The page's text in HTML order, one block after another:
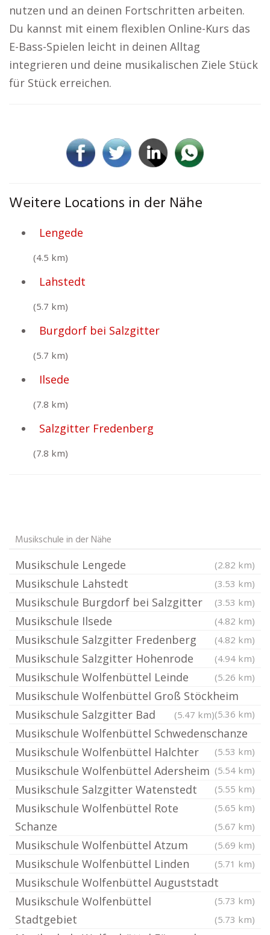
nutzen und an deinen Fortschritten arbeiten.
Du kannst mit einem flexiblen Online-Kurs das
E-Bass-Spielen leicht in deinen Alltag
integrieren und deine musikalischen Ziele Stück
für Stück erreichen.
Weitere Locations in der Nähe
Lengede
(4.5 km)
Lahstedt
(5.7 km)
Burgdorf bei Salzgitter
(5.7 km)
Ilsede
(7.8 km)
Salzgitter Fredenberg
(7.8 km)
Musikschule in der Nähe
Musikschule Lengede (2.82 km)
Musikschule Lahstedt (3.53 km)
Musikschule Burgdorf bei Salzgitter (3.53 km)
Musikschule Ilsede (4.82 km)
Musikschule Salzgitter Fredenberg (4.82 km)
Musikschule Salzgitter Hohenrode (4.94 km)
Musikschule Wolfenbüttel Leinde (5.26 km)
Musikschule Wolfenbüttel Groß Stöckheim
(5.36 km)
Musikschule Salzgitter Bad (5.47 km)
Musikschule Wolfenbüttel Schwedenschanze
(5.53 km)
Musikschule Wolfenbüttel Halchter
(5.54 km)
Musikschule Wolfenbüttel Adersheim
(5.55 km)
Musikschule Salzgitter Watenstedt
(5.65 km)
Musikschule Wolfenbüttel Rote
Schanze
(5.67 km)
Musikschule Wolfenbüttel Atzum (5.69 km)
Musikschule Wolfenbüttel Linden (5.71 km)
Musikschule Wolfenbüttel Auguststadt
(5.73 km)
Musikschule Wolfenbüttel
Stadtgebiet
(5.73 km)